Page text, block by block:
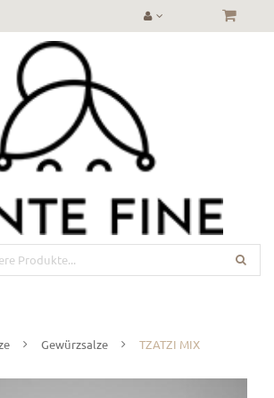
Gewürzsalze TZATZI MIX